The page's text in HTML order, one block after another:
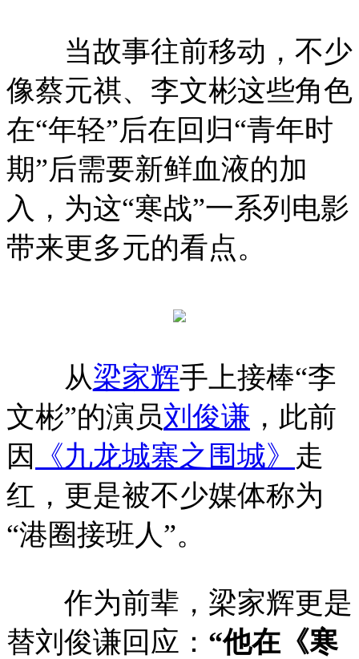
当故事往前移动，不少
像蔡元祺、李文彬这些角色
在“年轻”后在回归“青年时
期”后需要新鲜血液的加
入，为这“寒战”一系列电影
带来更多元的看点。
从梁家辉手上接棒“李
文彬”的演员刘俊谦 ，此前
因
《九龙城寨之围城》 走
红，更是被不少媒体称为
“港圈接班人”。
作为前辈，梁家辉更是
替刘俊谦回应： “他在《寒